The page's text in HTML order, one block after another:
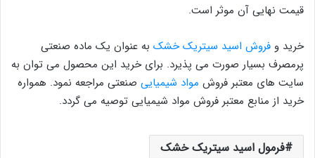
قیمت نهایی آن موثر است.
خرید و فروش اسید سیتریک خشک به عنوان یک ماده صنعتی
پرمصرف بسیار صورت می پذیرد. برای خرید این محصول می توان به
سایت های معتبر فروش مواد شیمیایی صنعتی مراجعه نمود. همواره
خرید از منابع معتبر فروش مواد شیمیایی توصیه می گردد.
فرمول اسید سیتریک خشک